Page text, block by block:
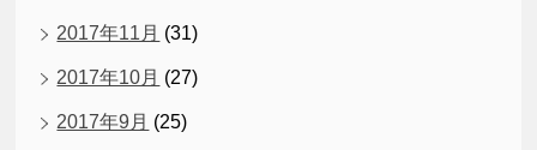
2017年11月 (31)
2017年10月 (27)
2017年9月 (25)